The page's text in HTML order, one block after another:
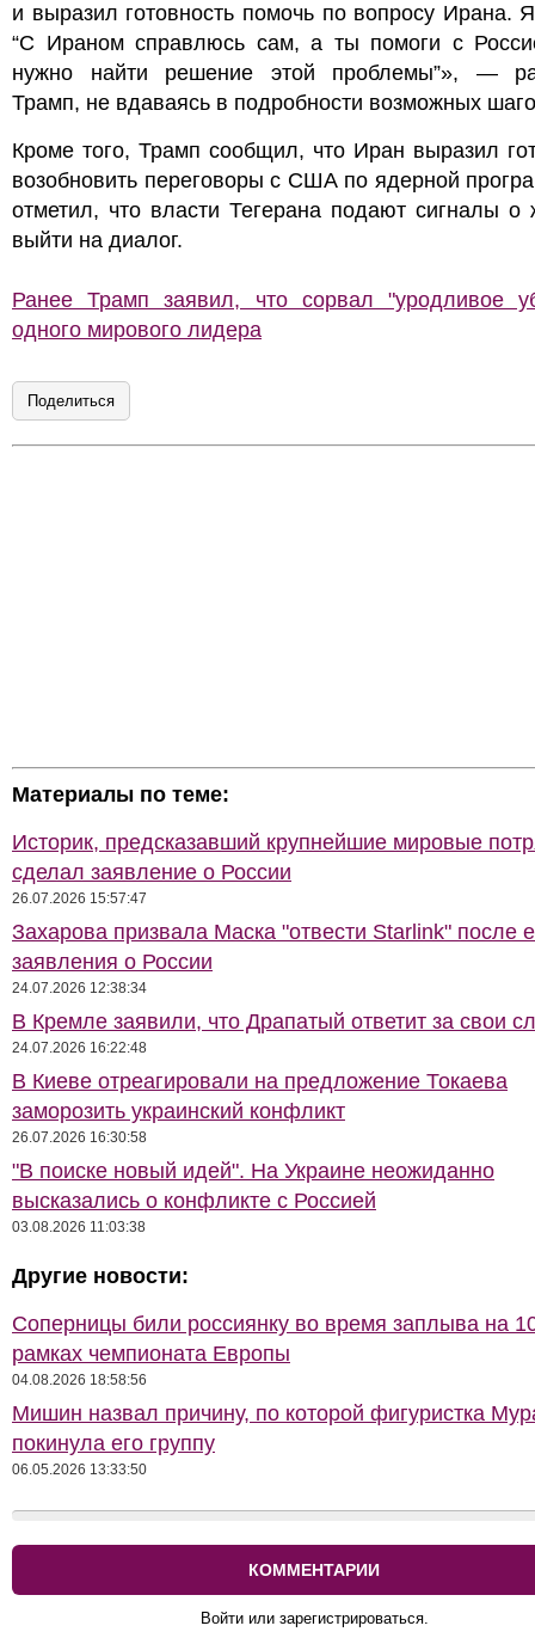
и выразил готовность помочь по вопросу Ирана.
“С Ираном справлюсь сам, а ты помоги с
нужно найти решение этой проблемы”», —
Трамп, не вдаваясь в подробности возможных
Кроме того, Трамп сообщил, что Иран выразил
возобновить переговоры с США по ядерной
отметил, что власти Тегерана подают сигналы о
выйти на диалог.
Ранее Трамп заявил, что сорвал "уродливое
одного мирового лидера
Поделиться
Материалы по теме:
Историк, предсказавший крупнейшие мировые
сделал заявление о России
26.07.2026 15:57:47
Захарова призвала Маска "отвести Starlink" после
заявления о России
24.07.2026 12:38:34
В Кремле заявили, что Драпатый ответит за свои
24.07.2026 16:22:48
В Киеве отреагировали на предложение Токаева
заморозить украинский конфликт
26.07.2026 16:30:58
"В поиске новый идей". На Украине неожиданно
высказались о конфликте с Россией
03.08.2026 11:03:38
Другие новости:
Соперницы били россиянку во время заплыва на
рамках чемпионата Европы
04.08.2026 18:58:56
Мишин назвал причину, по которой фигуристка
покинула его группу
06.05.2026 13:33:50
КОММЕНТАРИИ
Войти или зарегистрироваться.